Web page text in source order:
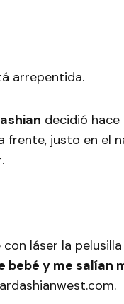
arrepentida.
decidió
frente, justo en el
.
con láser la
bebé y me salían